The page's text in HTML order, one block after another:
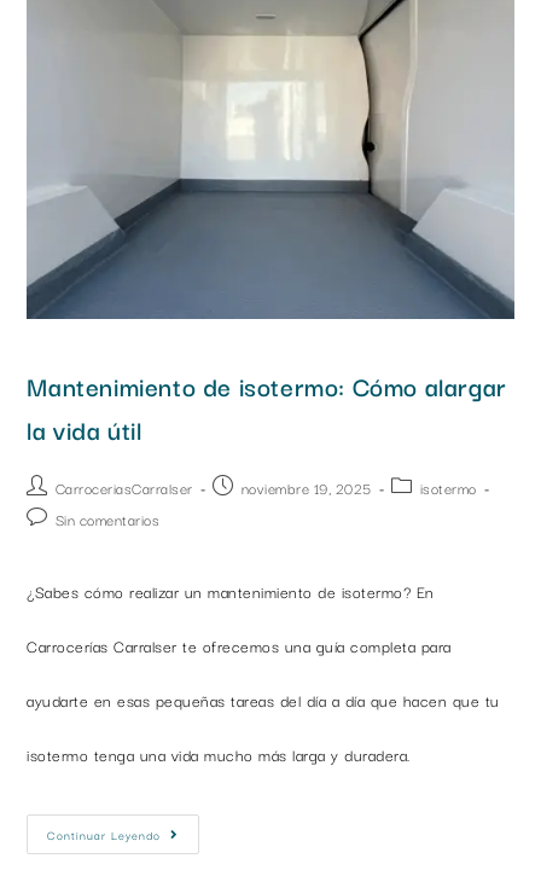
Mantenimiento de isotermo: Cómo alargar
la vida útil
CarroceriasCarralser noviembre 19, 2025
isotermo
Sin comentarios
¿Sabes cómo realizar un mantenimiento de isotermo? En
Carrocerías Carralser te ofrecemos una guía completa para
ayudarte en esas pequeñas tareas del día a día que hacen que tu
isotermo tenga una vida mucho más larga y duradera.
Continuar Leyendo